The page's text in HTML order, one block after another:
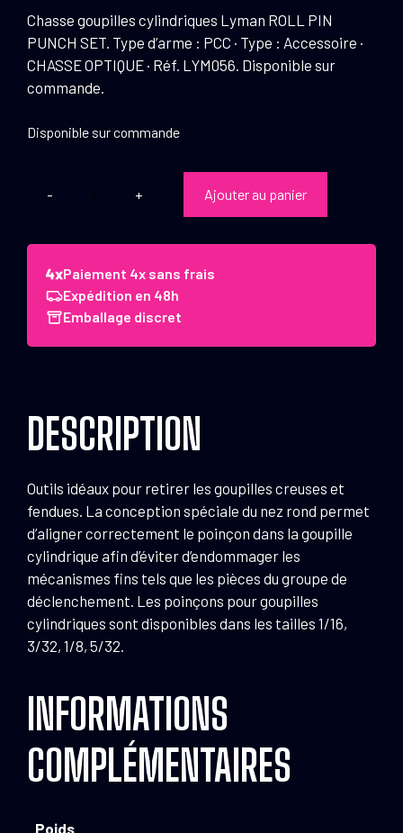
Chasse goupilles cylindriques Lyman ROLL PIN
PUNCH SET. Type d’arme : PCC · Type : Accessoire ·
CHASSE OPTIQUE · Réf. LYM056. Disponible sur
commande.
Disponible sur commande
quantité
Chasse
goupilles
cylindriques
Lyman
Ajouter au panier
Paiement 4x sans frais
Expédition en 48h
Emballage discret
DESCRIPTION
Outils idéaux pour retirer les goupilles creuses et
fendues. La conception spéciale du nez rond permet
d’aligner correctement le poinçon dans la goupille
cylindrique afin d’éviter d’endommager les
mécanismes fins tels que les pièces du groupe de
déclenchement. Les poinçons pour goupilles
cylindriques sont disponibles dans les tailles 1/16,
3/32, 1/8, 5/32.
INFORMATIONS
COMPLÉMENTAIRES
Poids